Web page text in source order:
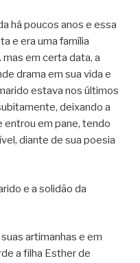
há poucos anos e essa
e era uma família
em certa data, a
drama em sua vida e
estava nos últimos
deixando a
entrou em pane, tendo
diante de sua poesia
e a solidão da
artimanhas e em
a filha Esther de